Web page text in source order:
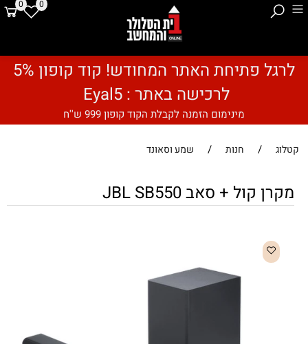
לרגל פתיחת האתר המחודש! קוד קופון 5%
לרכישה באתר : Eyal5
מינימום הזמנה לקבלת הקוד קופון 999 ש''ח
0 0
קטלוג / חנות / שמע וסאונד
מקרן קול + סאב JBL SB550